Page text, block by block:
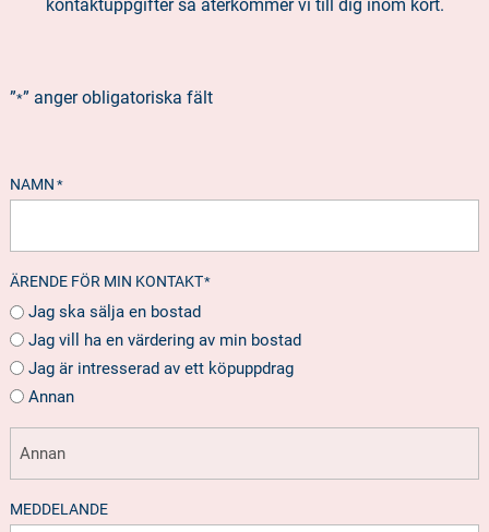
kontaktuppgifter så återkommer vi till dig inom kort.
”*” anger obligatoriska fält
NAMN *
ÄRENDE FÖR MIN KONTAKT*
Jag ska sälja en bostad
Jag vill ha en värdering av min bostad
Jag är intresserad av ett köpuppdrag
Annan
MEDDELANDE